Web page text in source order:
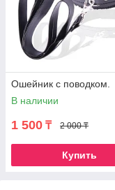
Ошейник с поводком.
В наличии
1 500 ₸ 2 000 ₸
Купить